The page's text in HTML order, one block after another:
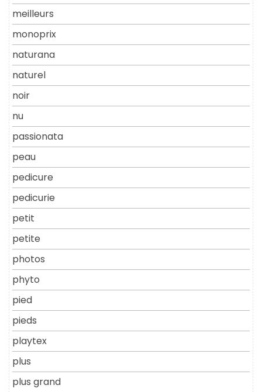
meilleurs
monoprix
naturana
naturel
noir
nu
passionata
peau
pedicure
pedicurie
petit
petite
photos
phyto
pied
pieds
playtex
plus
plus grand